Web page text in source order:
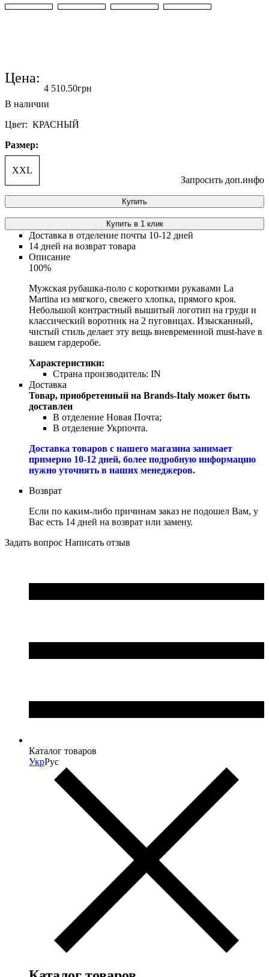
Цена:
4 510.50грн
Цвет: КРАСНЫЙ
Размер:
XXL
Запросить доп.инфо
Купить
Купить в 1 клик
Доставка в отделение почты 10-12 дней
14 дней на возврат товара
Описание
100%
Мужская рубашка-поло с короткими рукавами La
Martina из мягкого, свежего хлопка, прямого кроя.
Небольшой контрастный вышитый логотип на груди и
классический воротник на 2 пуговицах. Изысканный,
чистый стиль делает эту вещь вневременной must-have в
вашем гардеробе.
Характеристики:
Страна производитель: IN
Доставка
Товар, приобретенный на Brands-Italy может быть
доставлен
В отделение Новая Почта;
В отделение Укрпочта.
Доставка товаров с нашего магазина занимает
примерно 10-12 дней, более подробную информацию
нужно уточнять в наших менеджеров.
Возврат
Если по каким-либо причинам заказ не подошел Вам, у
Вас есть 14 дней на возврат или замену.
Задать вопрос Написать отзыв
Каталог товаров
УкрРус